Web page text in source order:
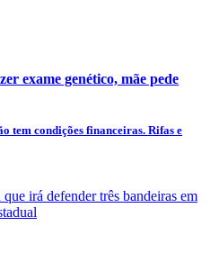
exame genético, mãe pede
tem condições financeiras. Rifas e